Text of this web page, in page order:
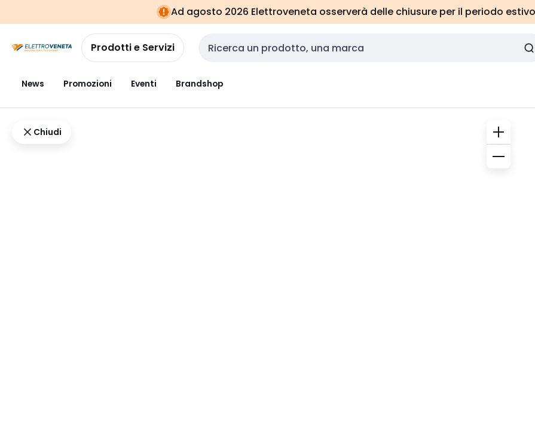
navigazionealla
pagina
Ad agosto 2026 Elettroveneta osserverà delle chiusure per il periodo
Prodotti e Servizi Cerca input
News Promozioni Eventi Brandshop
Chiudi